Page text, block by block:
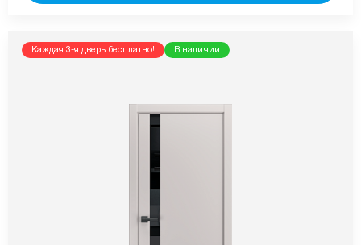
Каждая 3-я дверь бесплатно! В наличии